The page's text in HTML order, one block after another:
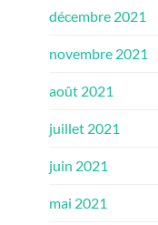
décembre 2021
novembre 2021
août 2021
juillet 2021
juin 2021
mai 2021